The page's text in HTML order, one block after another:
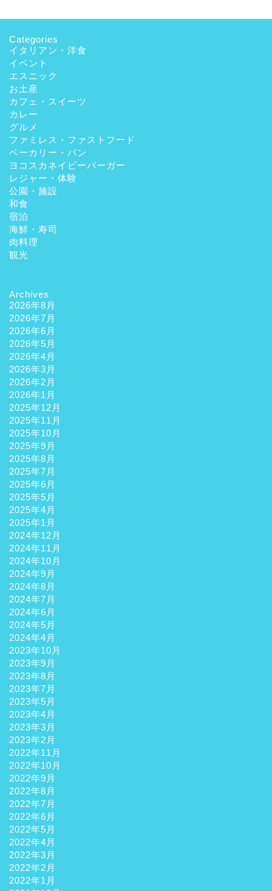
Categories
イタリアン・洋食
イベント
エスニック
お土産
カフェ・スイーツ
カレー
グルメ
ファミレス・ファストフード
ベーカリー・パン
ヨコスカネイビーバーガー
レジャー・体験
公園・施設
和食
宿泊
海鮮・寿司
肉料理
観光
Archives
2026年8月
2026年7月
2026年6月
2026年5月
2026年4月
2026年3月
2026年2月
2026年1月
2025年12月
2025年11月
2025年10月
2025年9月
2025年8月
2025年7月
2025年6月
2025年5月
2025年4月
2025年1月
2024年12月
2024年11月
2024年10月
2024年9月
2024年8月
2024年7月
2024年6月
2024年5月
2024年4月
2023年10月
2023年9月
2023年8月
2023年7月
2023年5月
2023年4月
2023年3月
2023年2月
2022年11月
2022年10月
2022年9月
2022年8月
2022年7月
2022年6月
2022年5月
2022年4月
2022年3月
2022年2月
2022年1月